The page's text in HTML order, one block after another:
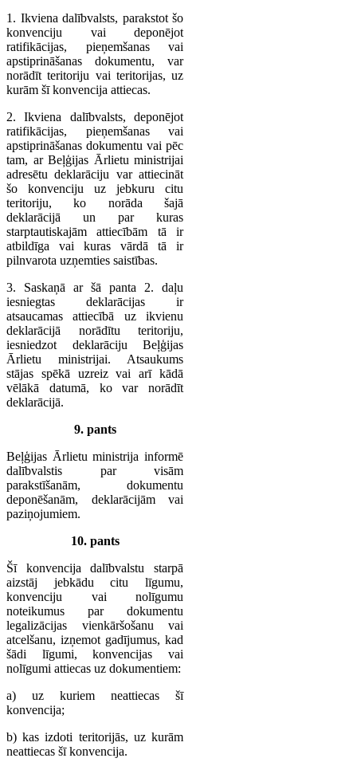
1. Ikviena dalībvalsts, parakstot šo
konvenciju vai deponējot
ratifikācijas, pieņemšanas vai
apstiprināšanas dokumentu, var
norādīt teritoriju vai teritorijas, uz
kurām šī konvencija attiecas.
2. Ikviena dalībvalsts, deponējot
ratifikācijas, pieņemšanas vai
apstiprināšanas dokumentu vai pēc
tam, ar Beļģijas Ārlietu ministrijai
adresētu deklarāciju var attiecināt
šo konvenciju uz jebkuru citu
teritoriju, ko norāda šajā
deklarācijā un par kuras
starptautiskajām attiecībām tā ir
atbildīga vai kuras vārdā tā ir
pilnvarota uzņemties saistības.
3. Saskaņā ar šā panta 2. daļu
iesniegtas deklarācijas ir
atsaucamas attiecībā uz ikvienu
deklarācijā norādītu teritoriju,
iesniedzot deklarāciju Beļģijas
Ārlietu ministrijai. Atsaukums
stājas spēkā uzreiz vai arī kādā
vēlākā datumā, ko var norādīt
deklarācijā.
9. pants
Beļģijas Ārlietu ministrija informē
dalībvalstis par visām
parakstīšanām, dokumentu
deponēšanām, deklarācijām vai
paziņojumiem.
10. pants
Šī konvencija dalībvalstu starpā
aizstāj jebkādu citu līgumu,
konvenciju vai nolīgumu
noteikumus par dokumentu
legalizācijas vienkāršošanu vai
atcelšanu, izņemot gadījumus, kad
šādi līgumi, konvencijas vai
nolīgumi attiecas uz dokumentiem:
a) uz kuriem neattiecas šī
konvencija;
b) kas izdoti teritorijās, uz kurām
neattiecas šī konvencija.